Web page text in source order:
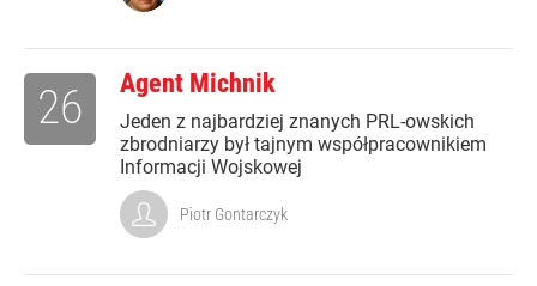
Agent Michnik
Jeden z najbardziej znanych PRL-owskich
zbrodniarzy był tajnym współpracownikiem
Informacji Wojskowej
26
Piotr Gontarczyk